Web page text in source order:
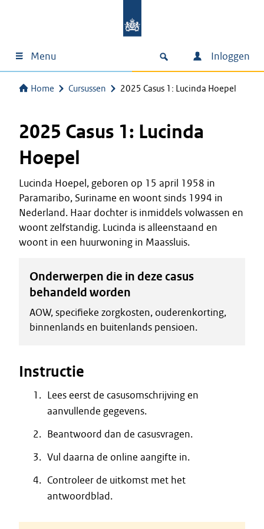
Menu Inloggen
Home Cursussen 2025 Casus 1: Lucinda Hoepel
2025 Casus 1: Lucinda
Hoepel
Lucinda Hoepel, geboren op 15 april 1958 in
Paramaribo, Suriname en woont sinds 1994 in
Nederland. Haar dochter is inmiddels volwassen en
woont zelfstandig. Lucinda is alleenstaand en
woont in een huurwoning in Maassluis.
Onderwerpen die in deze casus
behandeld worden
AOW, specifieke zorgkosten, ouderenkorting,
binnenlands en buitenlands pensioen.
Instructie
Lees eerst de casusomschrijving en
aanvullende gegevens.
Beantwoord dan de casusvragen.
Vul daarna de online aangifte in.
Controleer de uitkomst met het
antwoordblad.